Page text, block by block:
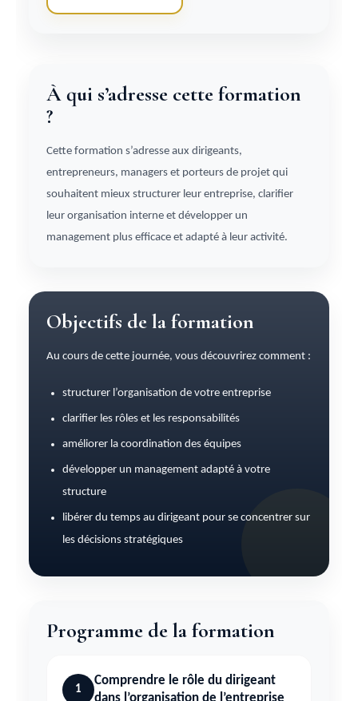
À qui s’adresse cette formation
?
Cette formation s’adresse aux dirigeants,
entrepreneurs, managers et porteurs de projet qui
souhaitent mieux structurer leur entreprise, clarifier
leur organisation interne et développer un
management plus efficace et adapté à leur activité.
Objectifs de la formation
Au cours de cette journée, vous découvrirez comment :
structurer l’organisation de votre entreprise
clarifier les rôles et les responsabilités
améliorer la coordination des équipes
développer un management adapté à votre
structure
libérer du temps au dirigeant pour se concentrer sur
les décisions stratégiques
Programme de la formation
1
Comprendre le rôle du dirigeant
dans l’organisation de l’entreprise